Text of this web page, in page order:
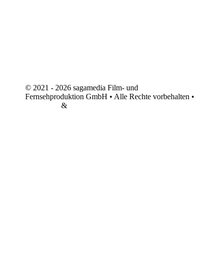
© 2021 - 2026 sagamedia Film- und
Fernsehproduktion GmbH • Alle Rechte vorbehalten •
&